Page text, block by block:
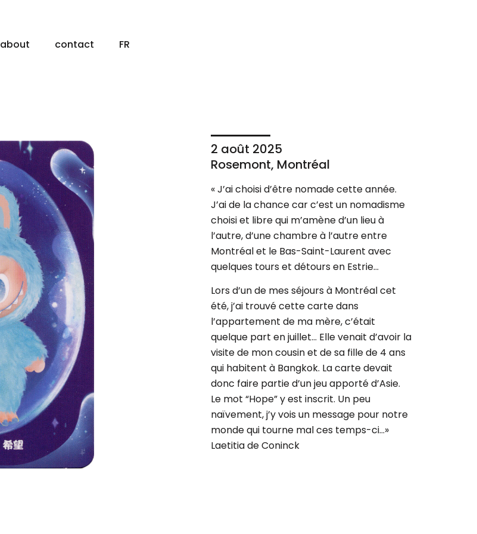
about contact FR
2 août 2025
Rosemont, Montréal
« J’ai choisi d’être nomade cette année.
J’ai de la chance car c’est un nomadisme
choisi et libre qui m’amène d’un lieu à
l’autre, d’une chambre à l’autre entre
Montréal et le Bas-Saint-Laurent avec
quelques tours et détours en Estrie…
Lors d’un de mes séjours à Montréal cet
été, j’ai trouvé cette carte dans
l’appartement de ma mère, c’était
quelque part en juillet… Elle venait d’avoir la
visite de mon cousin et de sa fille de 4 ans
qui habitent à Bangkok. La carte devait
donc faire partie d’un jeu apporté d’Asie.
Le mot “Hope” y est inscrit. Un peu
naïvement, j’y vois un message pour notre
monde qui tourne mal ces temps-ci…»
Laetitia de Coninck